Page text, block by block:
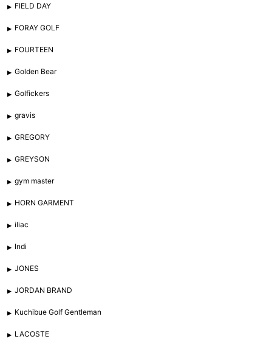
FIELD DAY
FORAY GOLF
FOURTEEN
Golden Bear
Golfickers
gravis
GREGORY
GREYSON
gym master
HORN GARMENT
iliac
Indi
JONES
JORDAN BRAND
Kuchibue Golf Gentleman
LACOSTE